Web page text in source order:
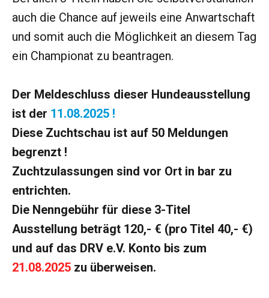
auch die Chance auf jeweils eine Anwartschaft
und somit auch die Möglichkeit an diesem Tag
ein Championat zu beantragen.
Der Meldeschluss dieser Hundeausstellung
ist der 11.08.2025 !
Diese Zuchtschau ist auf 50 Meldungen
begrenzt !
Zuchtzulassungen sind vor Ort in bar zu
entrichten.
Die Nenngebühr für diese 3-Titel
Ausstellung beträgt 120,- € (pro Titel 40,- €)
und auf das DRV e.V. Konto bis zum
21.08.2025 zu überweisen.